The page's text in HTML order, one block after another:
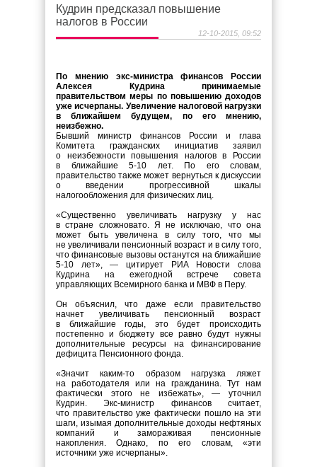
Исмагил Шангареев. В поисках внутренней
Кудрин предсказал повышение
налогов в России
12-10-2015, 09:52
По мнению экс-министра финансов России
Алексея Кудрина принимаемые
правительством меры по повышению доходов
уже исчерпаны. Увеличение налоговой нагрузки
в ближайшем будущем, по его мнению,
неизбежно.
Бывший министр финансов России и глава
Комитета гражданских инициатив заявил
о неизбежности повышения налогов в России
в ближайшие 5-10 лет. По его словам,
правительство также может вернуться к дискуссии
о введении прогрессивной шкалы
налогообложения для физических лиц.
«Существенно увеличивать нагрузку у нас
в стране сложновато. Я не исключаю, что она
может быть увеличена в силу того, что мы
не увеличивали пенсионный возраст и в силу того,
что финансовые вызовы останутся на ближайшие
5-10 лет», — цитирует РИА Новости слова
Кудрина на ежегодной встрече совета
управляющих Всемирного банка и МВФ в Перу.
Он объяснил, что даже если правительство
начнет увеличивать пенсионный возраст
в ближайшие годы, это будет происходить
постепенно и бюджету все равно будут нужны
дополнительные ресурсы на финансирование
дефицита Пенсионного фонда.
«Значит каким-то образом нагрузка ляжет
на работодателя или на гражданина. Тут нам
фактически этого не избежать», — уточнил
Кудрин. Экс-министр финансов считает,
что правительство уже фактически пошло на эти
шаги, изымая дополнительные доходы нефтяных
компаний и замораживая пенсионные
накопления. Однако, по его словам, «эти
источники уже исчерпаны».